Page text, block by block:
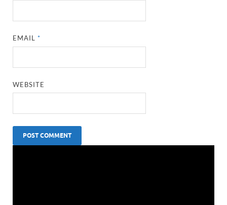
EMAIL*
WEBSITE